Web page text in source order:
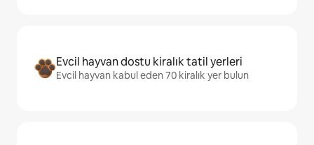
Evcil hayvan dostu kiralık tatil yerleri
Evcil hayvan kabul eden 70 kiralık yer bulun